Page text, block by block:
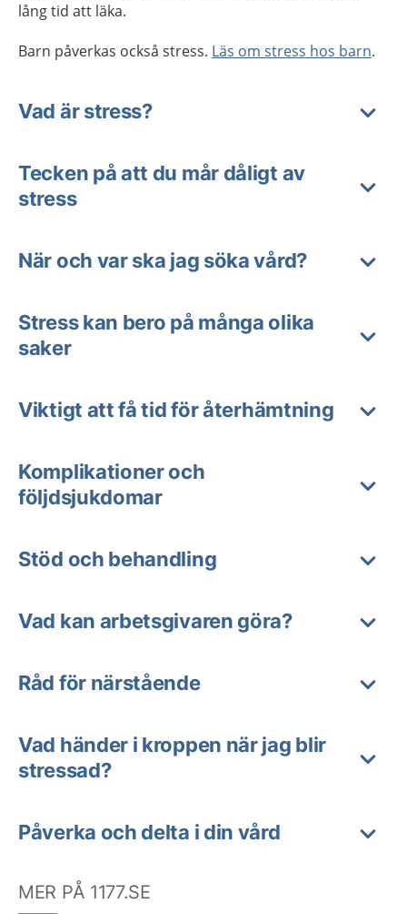
lång tid att läka.
Barn påverkas också stress. Läs om stress hos barn.
Vad är stress?
Tecken på att du mår dåligt av
stress
När och var ska jag söka vård?
Stress kan bero på många olika
saker
Viktigt att få tid för återhämtning
Komplikationer och
följdsjukdomar
Stöd och behandling
Vad kan arbetsgivaren göra?
Råd för närstående
Vad händer i kroppen när jag blir
stressad?
Påverka och delta i din vård
MER PÅ 1177.SE